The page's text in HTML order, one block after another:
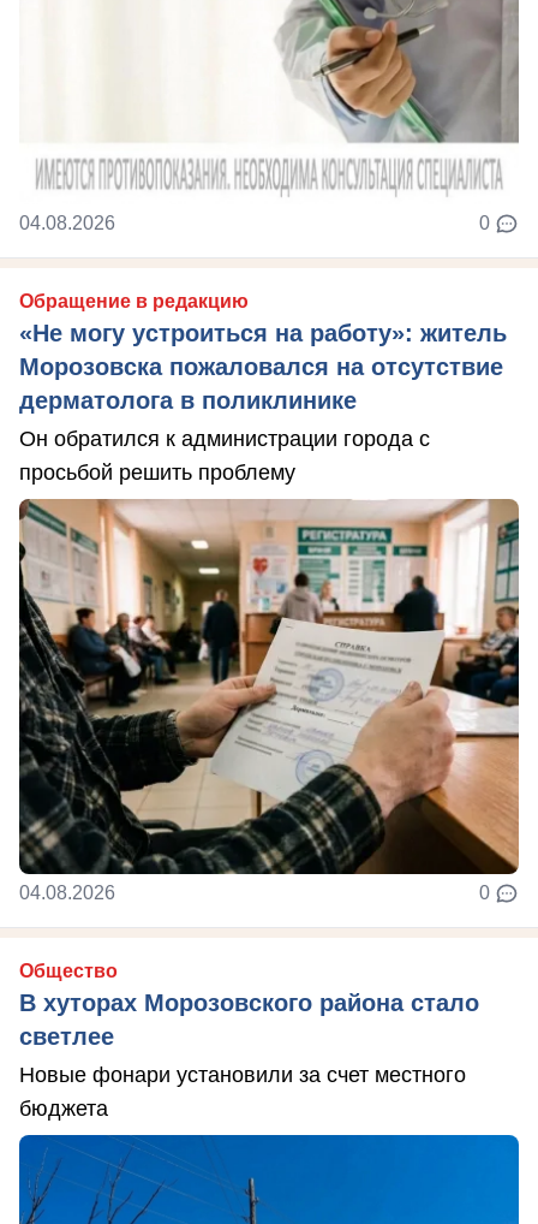
04.08.2026 0
Обращение в редакцию
«Не могу устроиться на работу»: житель
Морозовска пожаловался на отсутствие
дерматолога в поликлинике
Он обратился к администрации города с
просьбой решить проблему
04.08.2026 0
Общество
В хуторах Морозовского района стало
светлее
Новые фонари установили за счет местного
бюджета